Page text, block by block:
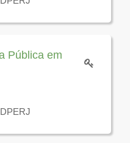
31 de dezembro de
Pública em
31 de dezembro de